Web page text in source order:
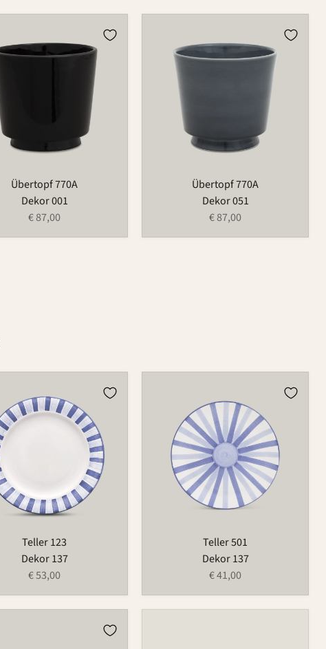
Übertopf 770A
Dekor 001
€ 87,00
Übertopf 770A
Dekor 051
€ 87,00
Teller 123
Dekor 137
€ 53,00
Teller 501
Dekor 137
€ 41,00